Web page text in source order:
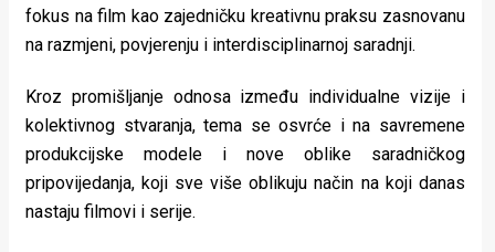
fokus na film kao zajedničku kreativnu praksu zasnovanu
na razmjeni, povjerenju i interdisciplinarnoj saradnji.
Kroz promišljanje odnosa između individualne vizije i
kolektivnog stvaranja, tema se osvrće i na savremene
produkcijske modele i nove oblike saradničkog
pripovijedanja, koji sve više oblikuju način na koji danas
nastaju filmovi i serije.